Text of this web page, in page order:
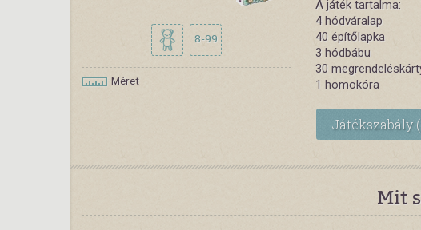
8-99
Méret
A játék tartalma:
4 hódváralap
40 építőlapka
3 hódbábu
30
1 homokóra
Játékszabály
Mit